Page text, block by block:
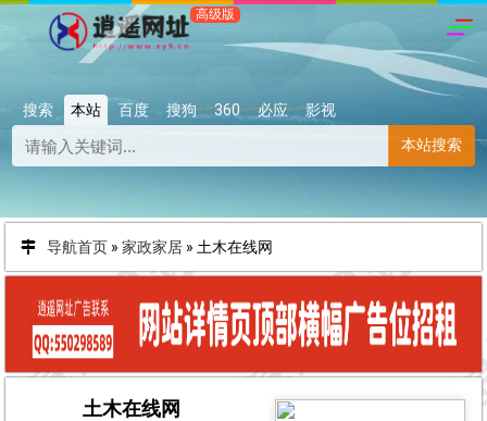
搜索 本站 百度 搜狗 360 必应
影视
本站搜索
导航首页 » 家政家居 » 土木在线网
土木在线网